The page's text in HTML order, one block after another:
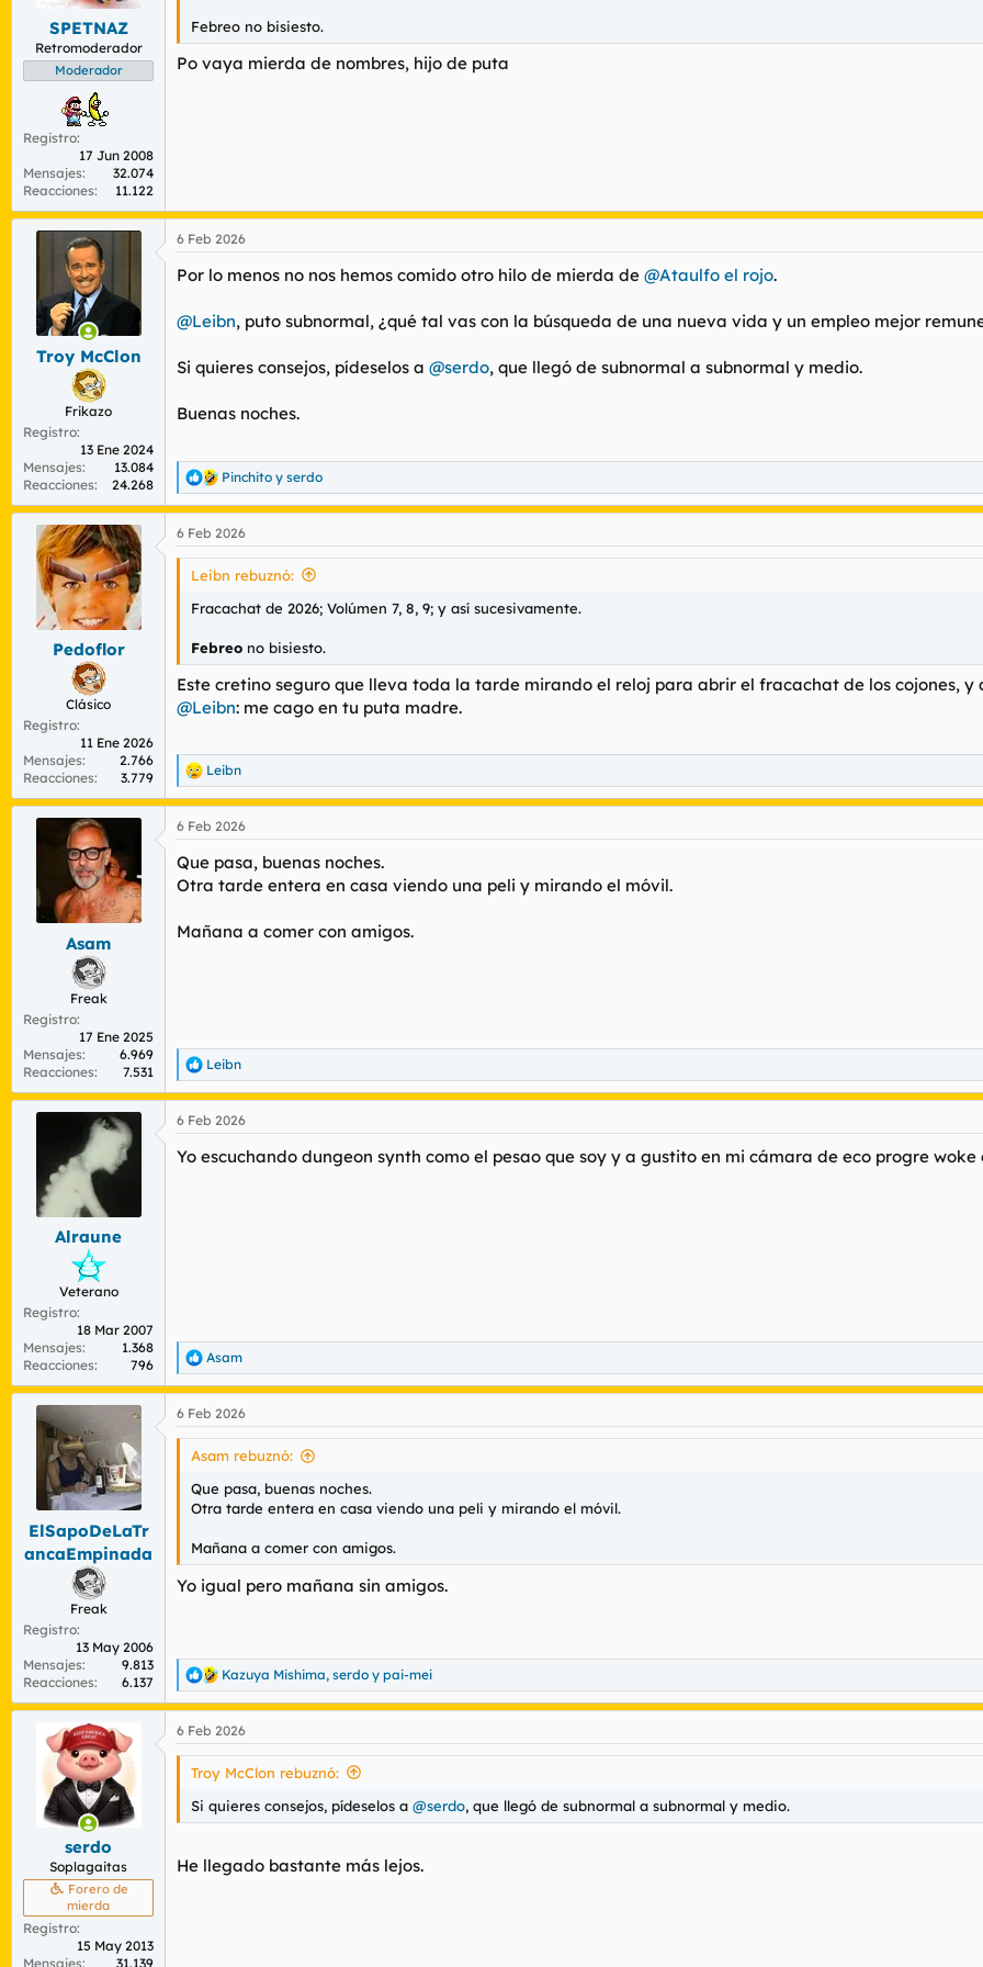
SPETNAZ
Retromoderador
Moderador
Registro
17 Jun 2008
Mensajes
32.074
Reacciones
11.122
Febreo no bisiesto.
Po vaya mierda de nombres, hijo de puta
Troy McClon
Frikazo
Registro
13 Ene 2024
Mensajes
13.084
Reacciones
24.268
6 Feb 2026
Por lo menos no nos hemos comido otro hilo de mierda de @Ataulfo el rojo.
@Leibn, puto subnormal, ¿qué tal vas con la búsqueda de una nueva vida y un empleo mejor
Si quieres consejos, pídeselos a @serdo, que llegó de subnormal a subnormal y medio.
Buenas noches.
R
e
a
c
c
Pinchito y serdo
Pedoflor
Clásico
Registro
11 Ene 2026
Mensajes
2.766
Reacciones
3.779
6 Feb 2026
Leibn rebuznó:
Fracachat de 2026; Volúmen 7, 8, 9; y así sucesivamente.
Febreo no bisiesto.
Este cretino seguro que lleva toda la tarde mirando el reloj para abrir el fracachat de los cojones,
@Leibn: me cago en tu puta madre.
R
e
a
c
i
o
s
Leibn
Asam
Freak
Registro
17 Ene 2025
Mensajes
6.969
Reacciones
7.531
6 Feb 2026
Que pasa, buenas noches.
Otra tarde entera en casa viendo una peli y mirando el móvil.
Mañana a comer con amigos.
R
e
a
c
i
Leibn
Alraune
Veterano
Registro
18 Mar 2007
Mensajes
1.368
Reacciones
796
6 Feb 2026
Yo escuchando dungeon synth como el pesao que soy y a gustito en mi cámara de eco progre woke
R
e
a
c
c
n
e
Asam
ElSapoDeLaTr
ancaEmpinada
Freak
Registro
13 May 2006
Mensajes
9.813
Reacciones
6.137
6 Feb 2026
Asam rebuznó:
Que pasa, buenas noches.
Otra tarde entera en casa viendo una peli y mirando el móvil.
Mañana a comer con amigos.
Yo igual pero mañana sin amigos.
R
e
a
c
c
e
:
Kazuya Mishima, serdo y pai-mei
serdo
Soplagaitas
Forero de
mierda
Registro
15 May 2013
Mensajes
31.139
6 Feb 2026
Troy McClon rebuznó:
Si quieres consejos, pídeselos a @serdo, que llegó de subnormal a subnormal y medio.
He llegado bastante más lejos.